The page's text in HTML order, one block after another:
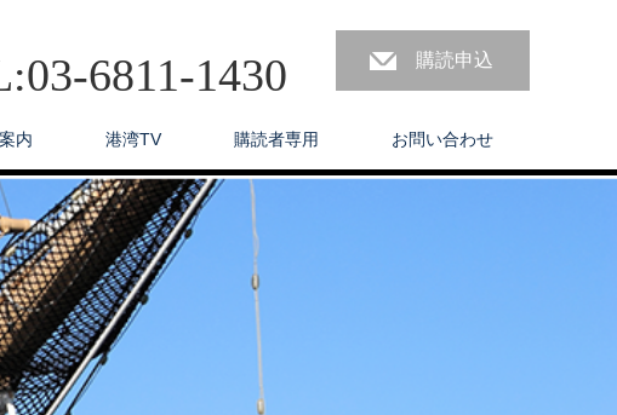
6811-1430 購読申込
内 港湾TV 購読者専用 お問い合わせ